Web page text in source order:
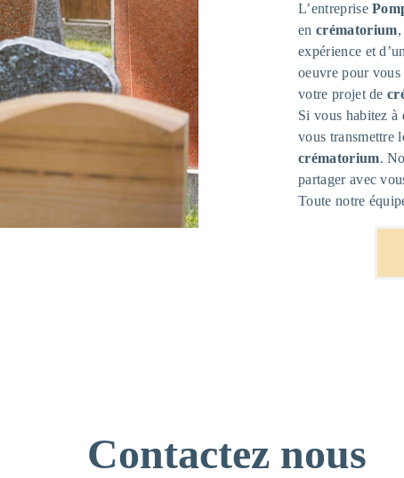
L’entreprise
en crématorium
expérience et
oeuvre pour
votre projet de
Si vous habitez à
vous transmettre
crématorium.
partager avec
Toute notre
Contactez nous